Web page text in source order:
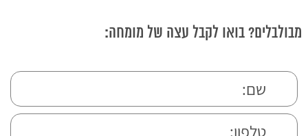
מבולבלים? בואו לקבל עצה של מומחה: